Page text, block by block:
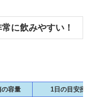
に飲みやすい！
の容量
1日の目安摂